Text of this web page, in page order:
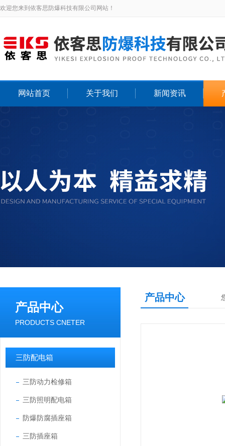
欢迎您来到依客思防爆科技有限公司网站！
网站首页 关于我们 新闻资讯
产品中心
PRODUCTS CNETER
三防配电箱
三防动力检修箱
三防照明配电箱
防爆防腐插座箱
三防插座箱
产品中心